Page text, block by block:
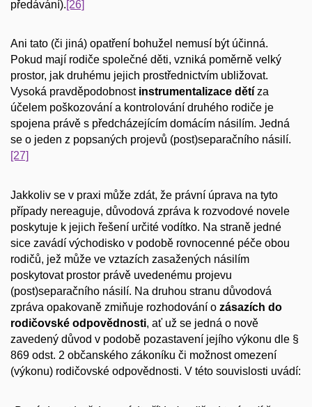
předávání).[26]
Ani tato (či jiná) opatření bohužel nemusí být účinná.
Pokud mají rodiče společné děti, vzniká poměrně velký
prostor, jak druhému jejich prostřednictvím ubližovat.
Vysoká pravděpodobnost instrumentalizace dětí za
účelem poškozování a kontrolování druhého rodiče je
spojena právě s předcházejícím domácím násilím. Jedná
se o jeden z popsaných projevů (post)separačního násilí.
[27]
Jakkoliv se v praxi může zdát, že právní úprava na tyto
případy nereaguje, důvodová zpráva k rozvodové novele
poskytuje k jejich řešení určité vodítko. Na straně jedné
sice zavádí východisko v podobě rovnocenné péče obou
rodičů, jež může ve vztazích zasažených násilím
poskytovat prostor právě uvedenému projevu
(post)separačního násilí. Na druhou stranu důvodová
zpráva opakovaně zmiňuje rozhodování o zásazích do
rodičovské odpovědnosti, ať už se jedná o nově
zavedený důvod v podobě pozastavení jejího výkonu dle §
869 odst. 2 občanského zákoníku či možnost omezení
(výkonu) rodičovské odpovědnosti. V této souvislosti uvádí: